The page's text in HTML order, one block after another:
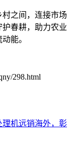
之间，连接市场
春耕，助力农业
能。
298.html
机远销海外，彰